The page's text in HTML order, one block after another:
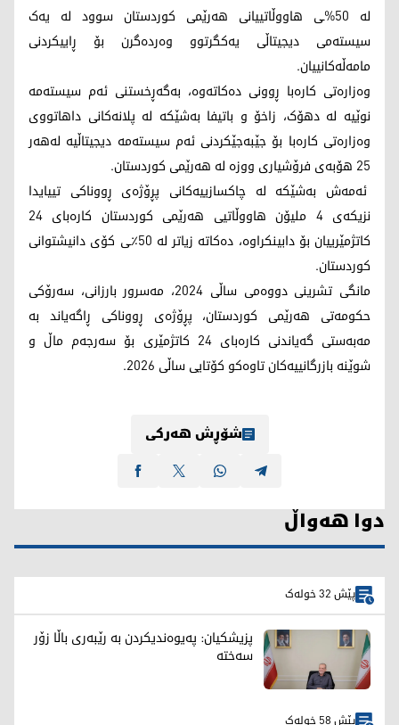
لە 50%ـی هاووڵاتییانی هەرێمی کوردستان سوود لە یەک
سیستەمی دیجیتاڵی یەکگرتوو وەردەگرن بۆ ڕاییکردنی
مامەڵەکانییان.
وەزارەتی کارەبا ڕوونی دەکاتەوە، بەگەڕخستنی ئەم سیستەمە
نوێیە لە دهۆک، زاخۆ و باتیفا بەشێکە لە پلانەکانی داهاتووی
وەزارەتی کارەبا بۆ جێبەجێکردنی ئەم سیستەمە دیجیتاڵیە لەهەر
25 هۆبەی فرۆشیاری ووزە لە هەرێمی کوردستان.
ئەمەش بەشێکە لە چاکسازییەکانی پڕۆژەی ڕووناکی تییایدا
نزیکەی 4 ملیۆن هاووڵاتیی هەرێمی کوردستان کارەبای 24
کاتژمێرییان بۆ دابینکراوە، دەکاتە زیاتر لە 50٪ـی کۆی دانیشتوانی
کوردستان.
مانگی تشرینی دووەمی ساڵی 2024، مەسرور بارزانی، سەرۆکی
حکومەتی هەرێمی کوردستان، پڕۆژەی ڕووناکی ڕاگەیاند بە
مەبەستی گەیاندنی کارەبای 24 کاتژمێری بۆ سەرجەم ماڵ و
شوێنە بازرگانییەکان تاوەکو کۆتایی ساڵی 2026.
شۆڕش هەرکی
دوا هەواڵ
پێش 32 خولەک
پزیشکیان: پەیوەندیکردن بە رێبەری باڵا زۆر
سەختە